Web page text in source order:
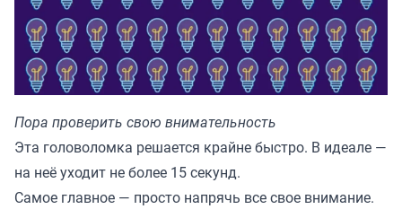
Пора проверить свою внимательность
Эта головоломка решается крайне быстро. В идеале —
на неё уходит не более 15 секунд.
Самое главное — просто напрячь все свое внимание.